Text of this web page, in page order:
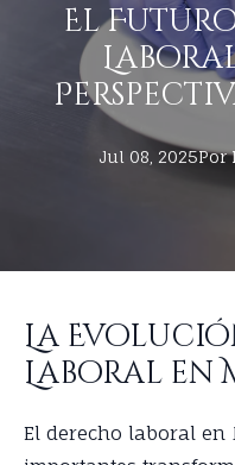
El
Jul 08, 2025Por
La
Laboral en
El derecho laboral en